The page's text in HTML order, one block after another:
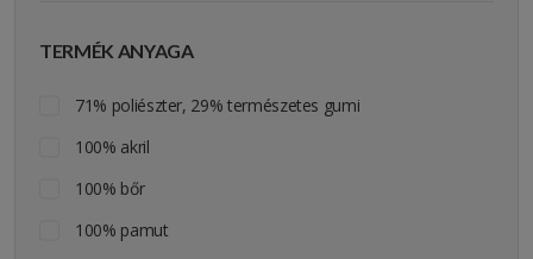
TERMÉK ANYAGA
71% poliészter, 29% természetes gumi
100% akril
100% bőr
100% pamut